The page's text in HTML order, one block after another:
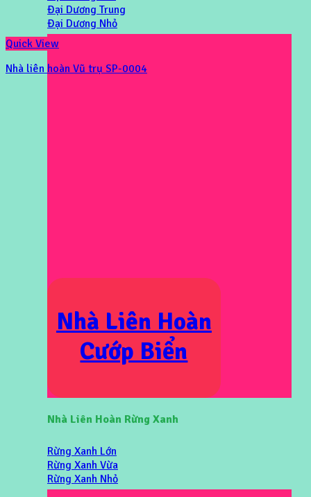
Đại Dương Trung
Đại Dương Nhỏ
Nhà Liên Hoàn
Cướp Biển
Nhà Liên Hoàn Rừng Xanh
Rừng Xanh Lớn
Rừng Xanh Vừa
Rừng Xanh Nhỏ
Quick View
Nhà liên hoàn Vũ trụ SP-0004